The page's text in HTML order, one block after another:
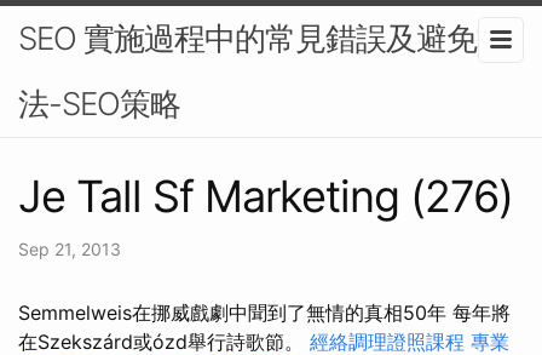
SEO 實施過程中的常見錯誤及避免方
法-SEO策略
Je Tall Sf Marketing (276)
Sep 21, 2013
Semmelweis在挪威戲劇中聞到了無情的真相50年 每年將
在Szekszárd或ózd舉行詩歌節。 經絡調理證照課程 專業